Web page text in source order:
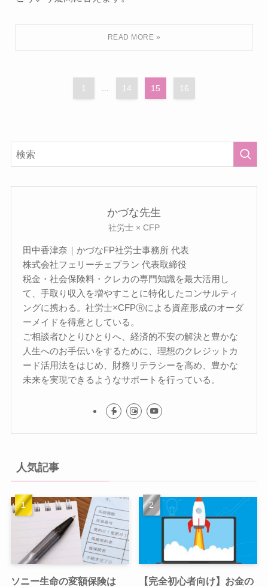
1 ... 14 15 16
かづな先生
社労士 × CFP
田中香津奈｜かづなFP社労士事務所 代表
株式会社フェリーチェプラン 代表取締役
税金・社会保険料・クレカの専門知識を最大活用し
て、手取り収入を増やすことに特化したコンサルティ
ングに携わる。社労士×CFPⓇによる資産形成のオーダ
ーメイドを得意としている。
ご相談者ひとりひとりへ、経済的不安の解決と豊かな
人生へのお手伝いをするために、理想のクレジットカ
ード活用法をはじめ、財務リテラシーを高め、豊かな
未来を実現できるようなサポートを行っている。
人気記事
ソニー生命の変額保険は
【完全初心者向け】お金の